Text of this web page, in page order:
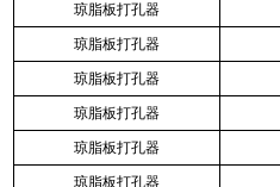
琼脂板打孔器
琼脂板打孔器
琼脂板打孔器
琼脂板打孔器
琼脂板打孔器
琼脂板打孔器